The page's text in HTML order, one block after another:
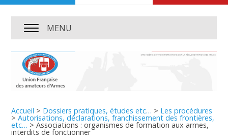
MENU
Accueil > Dossiers pratiques, études etc… > Les procédures
>Autorisations, déclarations, franchissement des frontières,
etc… >Associations : organismes de formation aux armes,
interdits de fonctionner